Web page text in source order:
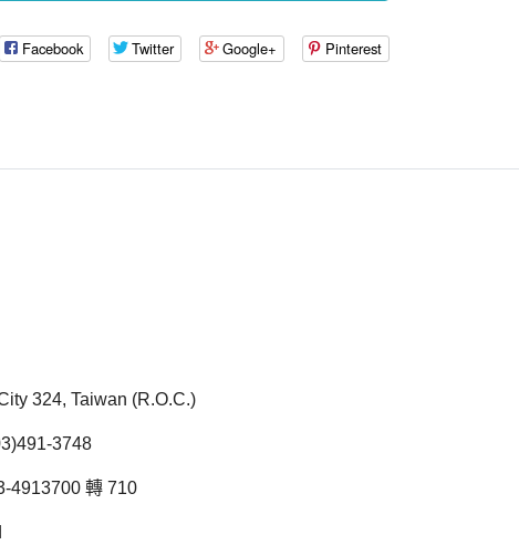
Facebook Twitter Google+ Pinterest
324, Taiwan (R.O.C.)
3748
4913700 轉 710